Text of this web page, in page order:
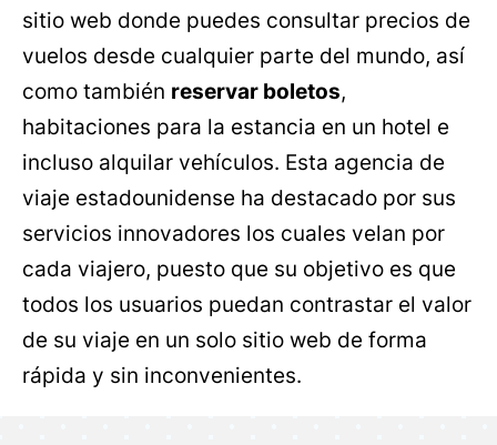
sitio web donde puedes consultar precios de
vuelos desde cualquier parte del mundo, así
como también reservar boletos,
habitaciones para la estancia en un hotel e
incluso alquilar vehículos. Esta agencia de
viaje estadounidense ha destacado por sus
servicios innovadores los cuales velan por
cada viajero, puesto que su objetivo es que
todos los usuarios puedan contrastar el valor
de su viaje en un solo sitio web de forma
rápida y sin inconvenientes.